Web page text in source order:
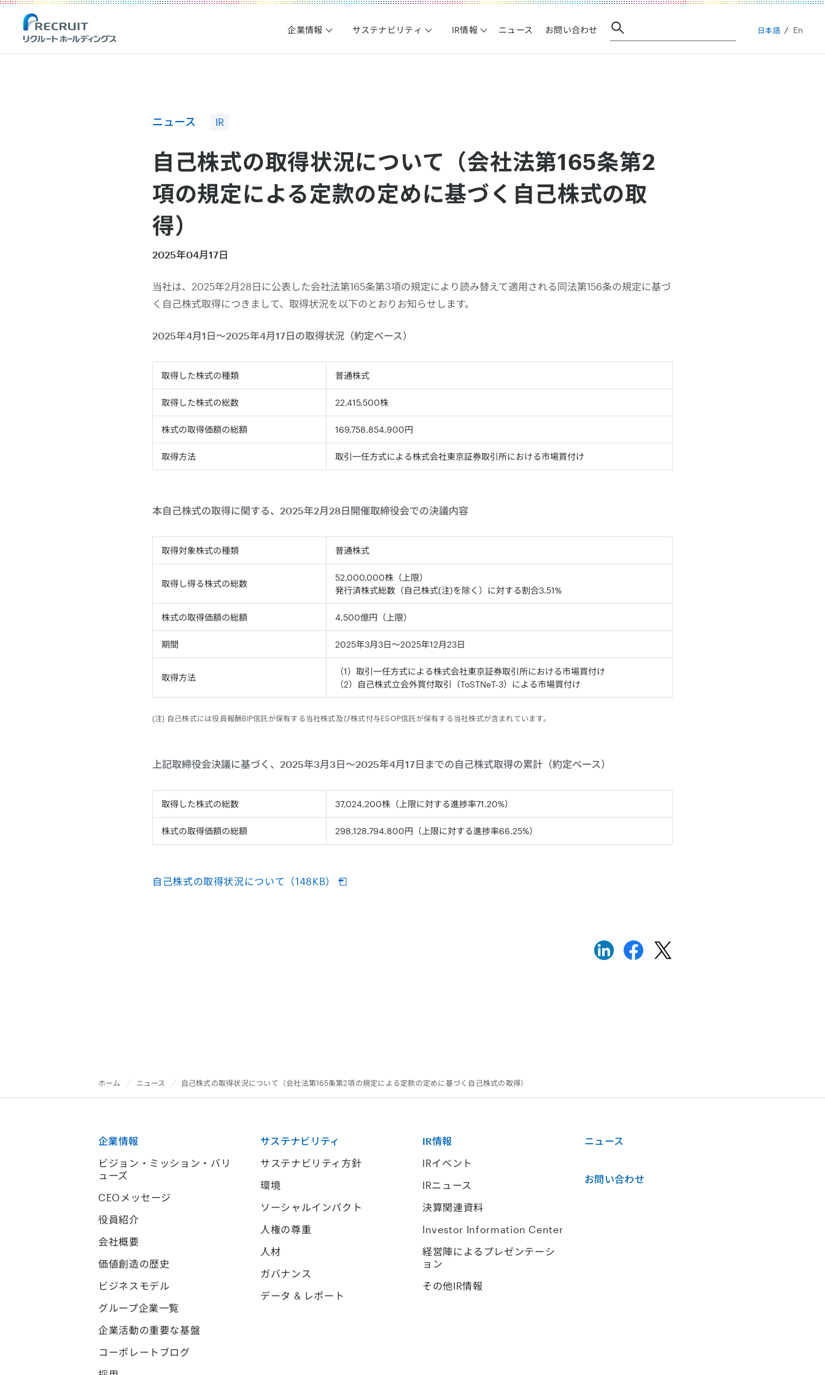
Recruit Holdings
企業情報 サステナビリティ IR情報 ニュース お問い合わせ 日本語 En
ニュース IR
自己株式の取得状況について（会社法第165条第2
項の規定による定款の定めに基づく自己株式の取
得）
2025年04月17日
当社は、2025年2月28日に公表した会社法第165条第3項の規定により読み替えて適用される同法第156条の規定に基づ
く自己株式取得につきまして、取得状況を以下のとおりお知らせします。
2025年4月1日～2025年4月17日の取得状況（約定ベース）
取得した株式の種類 普通株式
取得した株式の総数 22,415,500株
株式の取得価額の総額 169,758,854,900円
取得方法 取引一任方式による株式会社東京証券取引所における市場買付け
本自己株式の取得に関する、2025年2月28日開催取締役会での決議内容
取得対象株式の種類 普通株式
取得し得る株式の総数
52,000,000株（上限）
発行済株式総数（自己株式(注)を除く）に対する割合3.51%
株式の取得価額の総額 4,500億円（上限）
期間 2025年3月3日～2025年12月23日
取得方法
（1）取引一任方式による株式会社東京証券取引所における市場買付け
（2）自己株式立会外買付取引（ToSTNeT-3）による市場買付け
(注) 自己株式には役員報酬BIP信託が保有する当社株式及び株式付与ESOP信託が保有する当社株式が含まれています。
上記取締役会決議に基づく、2025年3月3日～2025年4月17日までの自己株式取得の累計（約定ベース）
取得した株式の総数 37,024,200株（上限に対する進捗率71.20%）
株式の取得価額の総額 298,128,794,800円（上限に対する進捗率66.25%）
自己株式の取得状況について（148KB）
ホーム ニュース 自己株式の取得状況について（会社法第165条第2項の規定による定款の定めに基づく自己株式の取得）
企業情報
ビジョン・ミッション・バリ
ューズ
CEOメッセージ
役員紹介
会社概要
価値創造の歴史
ビジネスモデル
グループ企業一覧
企業活動の重要な基盤
コーポレートブログ
サステナビリティ
サステナビリティ方針
環境
ソーシャルインパクト
人権の尊重
人材
ガバナンス
データ & レポート
IR情報
IRイベント
IRニュース
決算関連資料
Investor Information Center
経営陣によるプレゼンテーシ
ョン
その他IR情報
ニュース
お問い合わせ